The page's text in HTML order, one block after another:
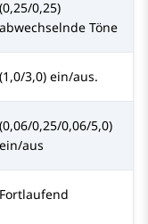
(0,25/0,25)
abwechselnde Töne
(1,0/3,0) ein/aus.
(0,06/0,25/0,06/5,0)
ein/aus
Fortlaufend